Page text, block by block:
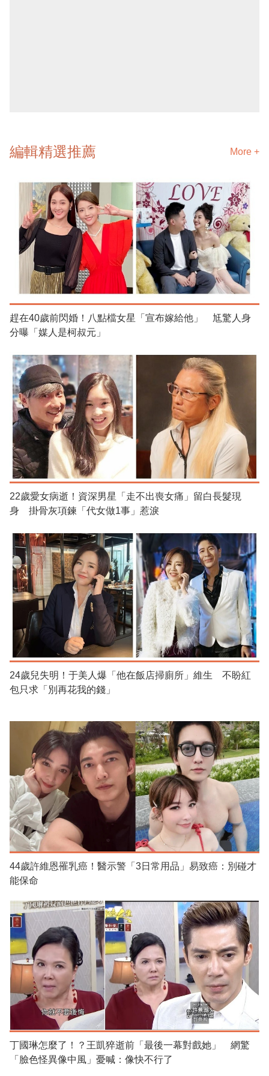
編輯精選推薦 More +
趕在40歲前閃婚！八點檔女星「宣布嫁給他」 尪驚人身
分曝「媒人是柯叔元」
22歲愛女病逝！資深男星「走不出喪女痛」留白長髮現
身 掛骨灰項鍊「代女做1事」惹淚
24歲兒失明！于美人爆「他在飯店掃廁所」維生 不盼紅
包只求「別再花我的錢」
44歲許維恩罹乳癌！醫示警「3日常用品」易致癌：別碰才
能保命
丁國琳怎麼了！？王凱猝逝前「最後一幕對戲她」 網驚
「臉色怪異像中風」憂喊：像快不行了